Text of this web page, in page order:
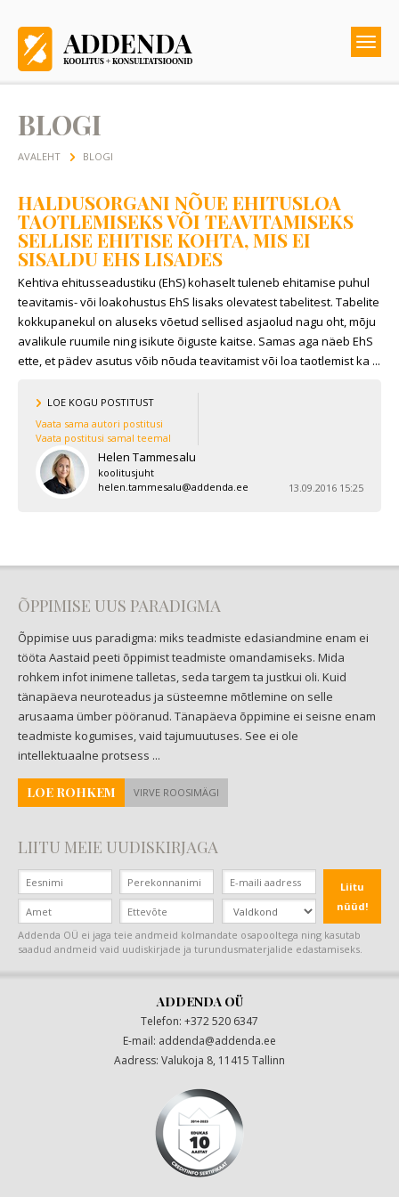
BLOGI
AVALEHT BLOGI
HALDUSORGANI NÕUE EHITUSLOA
TAOTLEMISEKS VÕI TEAVITAMISEKS
SELLISE EHITISE KOHTA, MIS EI
SISALDU EHS LISADES
Kehtiva ehitusseadustiku (EhS) kohaselt tuleneb ehitamise puhul
teavitamis- või loakohustus EhS lisaks olevatest tabelitest. Tabelite
kokkupanekul on aluseks võetud sellised asjaolud nagu oht, mõju
avalikule ruumile ning isikute õiguste kaitse. Samas aga näeb EhS
ette, et pädev asutus võib nõuda teavitamist või loa taotlemist ka ...
LOE KOGU POSTITUST
Vaata sama autori postitusi
Vaata postitusi samal teemal
Helen Tammesalu
koolitusjuht
helen.tammesalu@addenda.ee
13.09.2016 15:25
ÕPPIMISE UUS PARADIGMA
Õppimise uus paradigma: miks teadmiste edasiandmine enam ei
tööta Aastaid peeti õppimist teadmiste omandamiseks. Mida
rohkem infot inimene talletas, seda targem ta justkui oli. Kuid
tänapäeva neuroteadus ja süsteemne mõtlemine on selle
arusaama ümber pööranud. Tänapäeva õppimine ei seisne enam
teadmiste kogumises, vaid tajumuutuses. See ei ole
intellektuaalne protsess ...
LOE ROHKEM VIRVE ROOSIMÄGI
LIITU MEIE UUDISKIRJAGA
Liitu
nüüd!
Addenda OÜ ei jaga teie andmeid kolmandate osapooltega ning kasutab
saadud andmeid vaid uudiskirjade ja turundusmaterjalide edastamiseks.
ADDENDA OÜ
Telefon: +372 520 6347
|
E-mail: addenda@addenda.ee
|
Aadress: Valukoja 8, 11415 Tallinn